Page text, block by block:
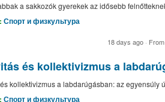
a sakkozók gyerekek az idősebb
Спорт и физкультура
18 days ago ·
és kollektivizmus a
kollektivizmus a labdarúgásban: az egyensúly
Спорт и физкультура